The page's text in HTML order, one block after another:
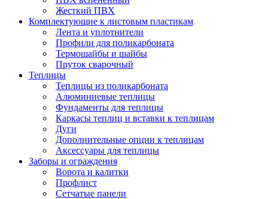
Жесткий ПВХ
Комплектующие к листовым пластикам
Лента и уплотнители
Профили для поликарбоната
Термошайбы и шайбы
Пруток сварочный
Теплицы
Теплицы из поликарбоната
Алюминиевые теплицы
Фундаменты для теплицы
Каркасы теплиц и вставки к теплицам
Дуги
Дополнительные опции к теплицам
Аксессуары для теплицы
Заборы и ограждения
Ворота и калитки
Профлист
Сетчатые панели